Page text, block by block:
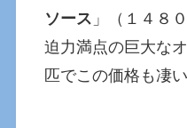
ソース 」（１４８０
迫力満点の巨大な
匹でこの価格も凄い